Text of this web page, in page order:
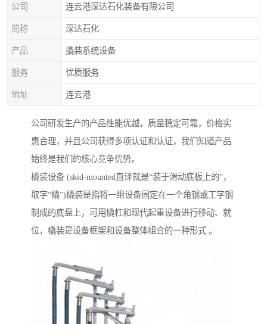
公司 连云港深达石化装备有限公司
简称 深达石化
产品 撬装系统设备
服务 优质服务
地址 连云港
公司研发生产的产品性能优越，质量稳定可靠，价格实
惠合理，并且公司获得多项认证和认证，我们知道产品
始终是我们的核心竞争优势。
橇装设备 (skid-mounted直译就是“装于滑动底板上的”，
取字“橇”)橇装是指将一组设备固定在一个角钢或工字钢
制成的底盘上，可用橇杠和现代起重设备进行移动、就
位，橇装是设备框架和设备整体组合的一种形式 。